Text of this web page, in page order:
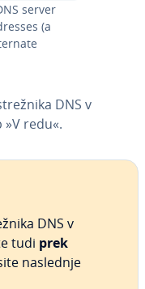
server
(a
DNS v
redu«.
DNS v
tudi prek
naslednje